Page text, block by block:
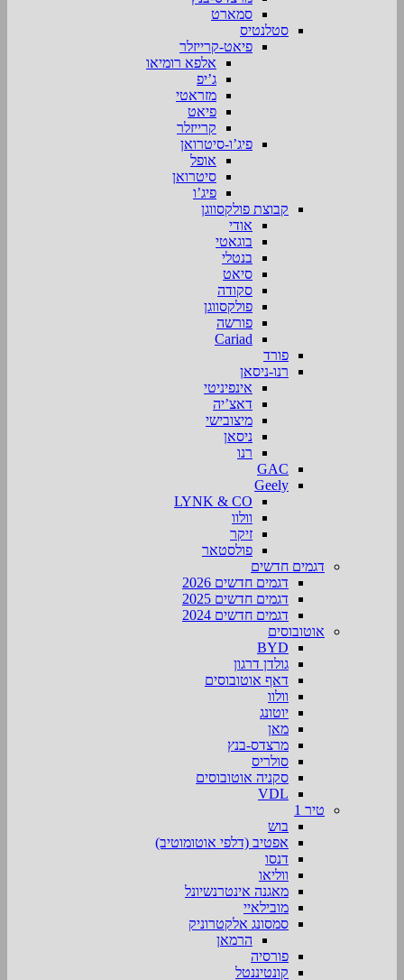
סמארט
סטלנטיס
פיאט-קרייזלר
אלפא רומיאו
ג’יפ
מזראטי
פיאט
קרייזלר
פיג’ו-סיטרואן
אופל
סיטרואן
פיג’ו
קבוצת פולקסווגן
אודי
בוגאטי
בנטלי
סיאט
סקודה
פולקסווגן
פורשה
Cariad
פורד
רנו-ניסאן
אינפיניטי
דאצ’יה
מיצובישי
ניסאן
רנו
GAC
Geely
LYNK & CO
וולוו
זיקר
פולסטאר
דגמים חדשים
דגמים חדשים 2026
דגמים חדשים 2025
דגמים חדשים 2024
אוטובוסים
BYD
גולדן דרגון
דאף אוטובוסים
וולוו
יוטונג
מאן
מרצדס-בנץ
סולריס
סקניה אוטובוסים
VDL
טיר 1
בוש
אפטיב (דלפי אוטומוטיב)
דנסו
ווליאו
מאגנה אינטרנשיונל
מובילאיי
סמסונג אלקטרוניק
הרמאן
פורסיה
קונטיננטל